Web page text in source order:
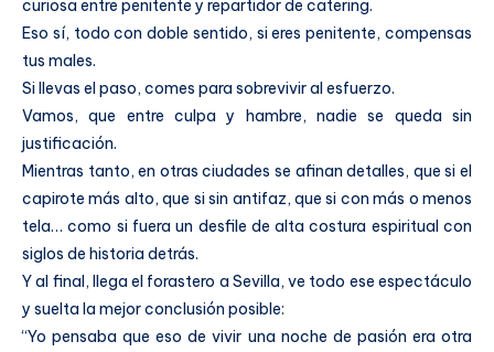
curiosa entre penitente y repartidor de catering.
Eso sí, todo con doble sentido, si eres penitente, compensas
tus males.
Si llevas el paso, comes para sobrevivir al esfuerzo.
Vamos, que entre culpa y hambre, nadie se queda sin
justificación.
Mientras tanto, en otras ciudades se afinan detalles, que si el
capirote más alto, que si sin antifaz, que si con más o menos
tela… como si fuera un desfile de alta costura espiritual con
siglos de historia detrás.
Y al final, llega el forastero a Sevilla, ve todo ese espectáculo
y suelta la mejor conclusión posible:
“Yo pensaba que eso de vivir una noche de pasión era otra